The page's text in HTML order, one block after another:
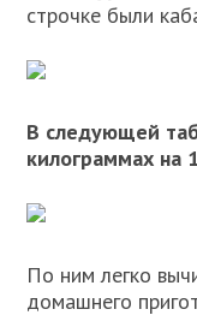
строчке были
В следующей
килограммах на
По ним легко
домашнего